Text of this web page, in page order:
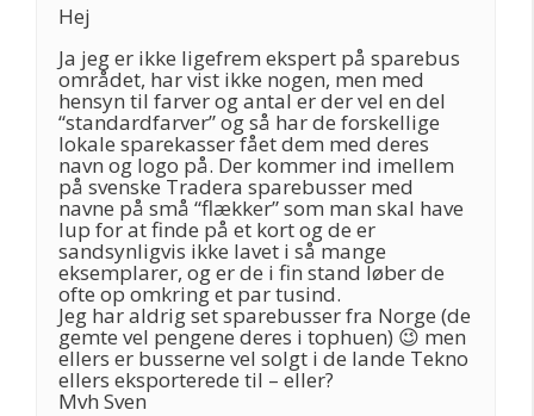
Hej
Ja jeg er ikke ligefrem ekspert på sparebus
området, har vist ikke nogen, men med
hensyn til farver og antal er der vel en del
“standardfarver” og så har de forskellige
lokale sparekasser fået dem med deres
navn og logo på. Der kommer ind imellem
på svenske Tradera sparebusser med
navne på små “flækker” som man skal have
lup for at finde på et kort og de er
sandsynligvis ikke lavet i så mange
eksemplarer, og er de i fin stand løber de
ofte op omkring et par tusind.
Jeg har aldrig set sparebusser fra Norge (de
gemte vel pengene deres i tophuen) 😉 men
ellers er busserne vel solgt i de lande Tekno
ellers eksporterede til – eller?
Mvh Sven